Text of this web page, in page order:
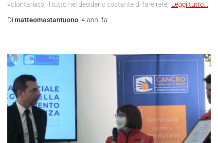
volontariato, il tutto nel desiderio costante di fare rete, Leggi tutto…
Di matteomastantuono 4 anni fa